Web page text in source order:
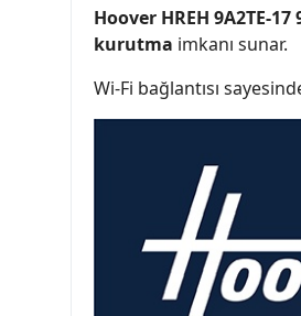
Hoover HREH 9A2TE-
kurutma imkanı sunar.
Wi-Fi bağlantısı